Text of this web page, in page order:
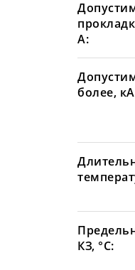
А:
более,
КЗ, °С: